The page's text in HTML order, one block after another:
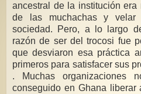
ancestral de la institución era
de las muchachas y
sociedad. Pero, a lo largo
razón de ser del trocosi fue
que desviaron esa práctica
primeros para satisfacer sus
. Muchas organizaciones
conseguido en Ghana liberar